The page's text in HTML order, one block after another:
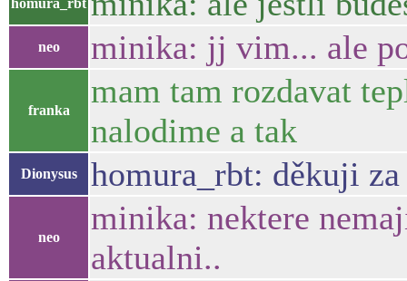
homura_rbt
neo minika: jj vim... ale
franka
mam tam rozdavat
nalodime a tak
Dionysus homura_rbt: děkuji
neo
minika: nektere
aktualni..